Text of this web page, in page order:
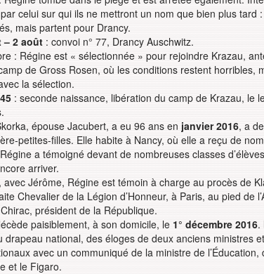
celui sur qui ils ne mettront un nom que bien plus tard
mais partent pour Drancy.
– 2 août : convoi n° 77, Drancy Auschwitz.
: Régine est « sélectionnée » pour rejoindre Krazau,
de Gross Rosen, où les conditions restent horribles,
la sélection.
: seconde naissance, libération du camp de Krazau, le
épouse Jacubert, a eu 96 ans en janvier 2016, a
petites-filles. Elle habite à Nancy, où elle a reçu de
a témoigné devant de nombreuses classes
arriver.
, avec Jérôme, Régine est témoin à charge au procès de
Chevalier de la Légion d’Honneur, à Paris, au pied de
président de la République.
paisiblement, à son domicile, le 1° décembre 2016.
drapeau national, des éloges de deux anciens ministres
avec un communiqué de la ministre de
et le Figaro.